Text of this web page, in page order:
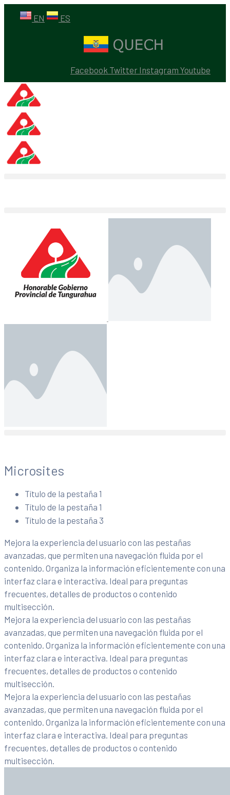
EN ES
Facebook Twitter Instagram Youtube
Microsites
Título de la pestaña 1
Título de la pestaña 1
Título de la pestaña 3
Mejora la experiencia del usuario con las pestañas
avanzadas, que permiten una navegación fluida por el
contenido. Organiza la información eficientemente con una
interfaz clara e interactiva. Ideal para preguntas
frecuentes, detalles de productos o contenido
multisección.
Mejora la experiencia del usuario con las pestañas
avanzadas, que permiten una navegación fluida por el
contenido. Organiza la información eficientemente con una
interfaz clara e interactiva. Ideal para preguntas
frecuentes, detalles de productos o contenido
multisección.
Mejora la experiencia del usuario con las pestañas
avanzadas, que permiten una navegación fluida por el
contenido. Organiza la información eficientemente con una
interfaz clara e interactiva. Ideal para preguntas
frecuentes, detalles de productos o contenido
multisección.